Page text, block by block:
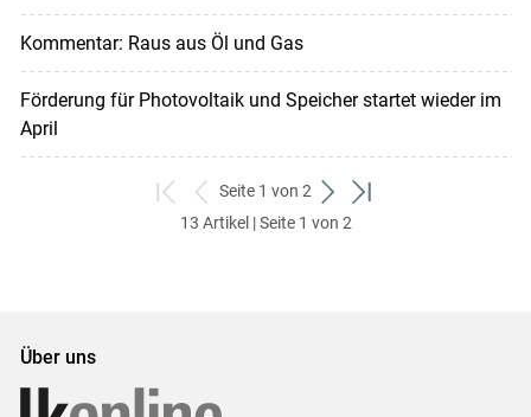
Kommentar: Raus aus Öl und Gas
Förderung für Photovoltaik und Speicher startet wieder im
April
zum
ersten
zurück
zum
Seite 1 von 2
weiter
zum
zum
13 Artikel | Seite 1 von 2
Über uns